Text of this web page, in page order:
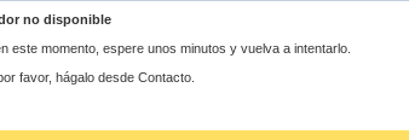
no disponible
este momento, espere unos minutos y vuelva a intentarlo.
favor, hágalo desde Contacto.